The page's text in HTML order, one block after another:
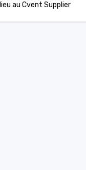
au Cvent Supplier